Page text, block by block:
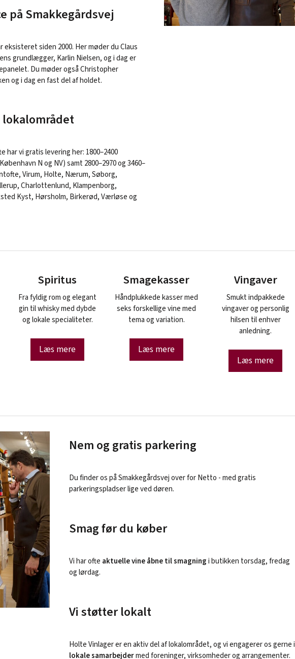
på Smakkegårdsvej
eksisteret siden 2000. Her møder du Claus
grundlægger, Karlin Nielsen, og i dag er
Du møder også Christopher
og i dag en fast del af holdet.
har vi gratis levering her: 1800–2400
N og NV) samt 2800–2970 og 3460–
Virum, Holte, Nærum, Søborg,
Charlottenlund, Klampenborg,
Kyst, Hørsholm, Birkerød, Værløse og
Spiritus
Fra fyldig rom og elegant
gin til whisky med dybde
og lokale specialiteter.
Læs mere
Smagekasser
Håndplukkede kasser med
seks forskellige vine med
tema og variation.
Læs mere
Vingaver
Smukt indpakkede
vingaver og personlig
hilsen til enhver
anledning.
Læs mere
Nem og gratis parkering
Du finder os på Smakkegårdsvej over for Netto - med gratis
parkeringspladser lige ved døren.
Smag før du køber
Vi har ofte aktuelle vine åbne til smagningi butikken torsdag, fredag
og lørdag.
Vi støtter lokalt
Holte Vinlager er en aktiv del af lokalområdet, og vi engagerer os gerne i
lokale samarbejdermed foreninger, virksomheder og arrangementer.